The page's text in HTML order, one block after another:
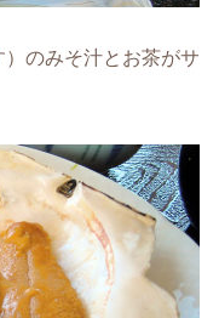
のみそ汁とお茶がサ